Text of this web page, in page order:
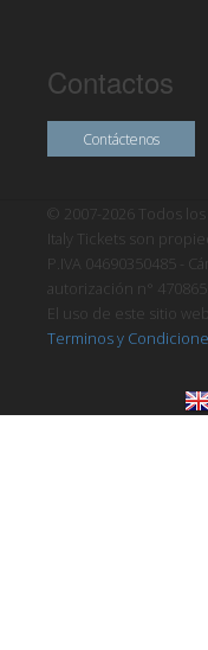
Contactos
Contáctenos
© 2007-2026 Todos
Italy Tickets son
P.IVA 04690350485 -
autorización n°
El uso de este sitio
Terminos y